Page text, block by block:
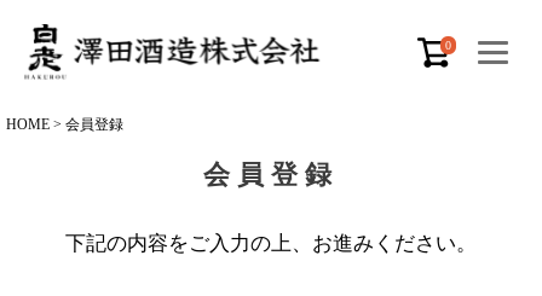
0
HOME 会員登録
会員登録
下記の内容をご入力の上、お進みください。